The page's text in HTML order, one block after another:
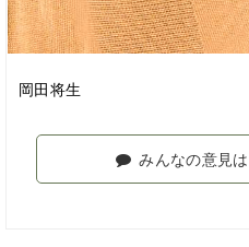
岡田将生
みんなの意見